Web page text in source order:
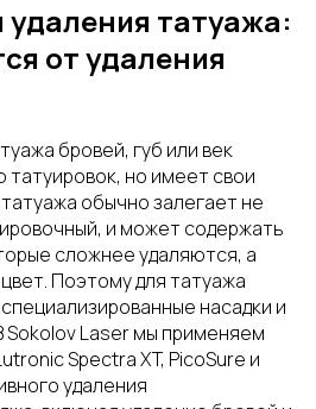
татуажа:
от удаления
бровей, губ или век
татуировок, но имеет свои
обычно залегает не
и может содержать
сложнее удаляются, а
Поэтому для татуажа
насадки и
Laser мы применяем
Spectra XT, PicoSure и
удаления